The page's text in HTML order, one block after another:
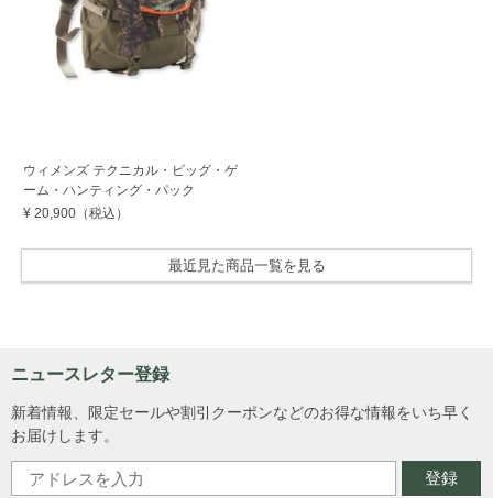
ウィメンズ テクニカル・ビッグ・ゲ
ーム・ハンティング・パック
¥ 20,900（税込）
最近見た商品一覧を見る
ニュースレター登録
新着情報、限定セールや割引クーポンなどのお得な情報をいち早く
お届けします。
登録